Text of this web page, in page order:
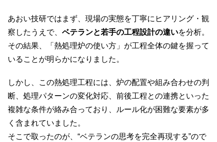
あおい技研ではまず、現場の実態を丁寧にヒアリング・観
察したうえで、 ベテランと若手の工程設計の違いを分析。
その結果、「熱処理炉の使い方」が工程全体の鍵を握って
いることが明らかになりました。
しかし、この熱処理工程には、炉の配置や組み合わせの判
断、処理パターンの変化対応、前後工程との連携といった
複雑な条件が絡み合っており、ルール化が困難な要素が多
く含まれていました。
そこで取ったのが、“ベテランの思考を完全再現する”ので